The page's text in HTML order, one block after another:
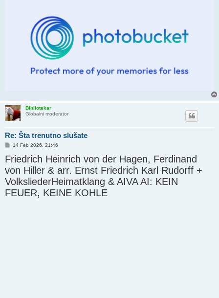
Bibliotekar
Globalni moderator
Re: Šta trenutno slušate
P
s
t
14 Feb 2026, 21:46
Friedrich Heinrich von der Hagen, Ferdinand
von Hiller & arr. Ernst Friedrich Karl Rudorff +
VolksliederHeimatklang & AIVA AI: KEIN
FEUER, KEINE KOHLE